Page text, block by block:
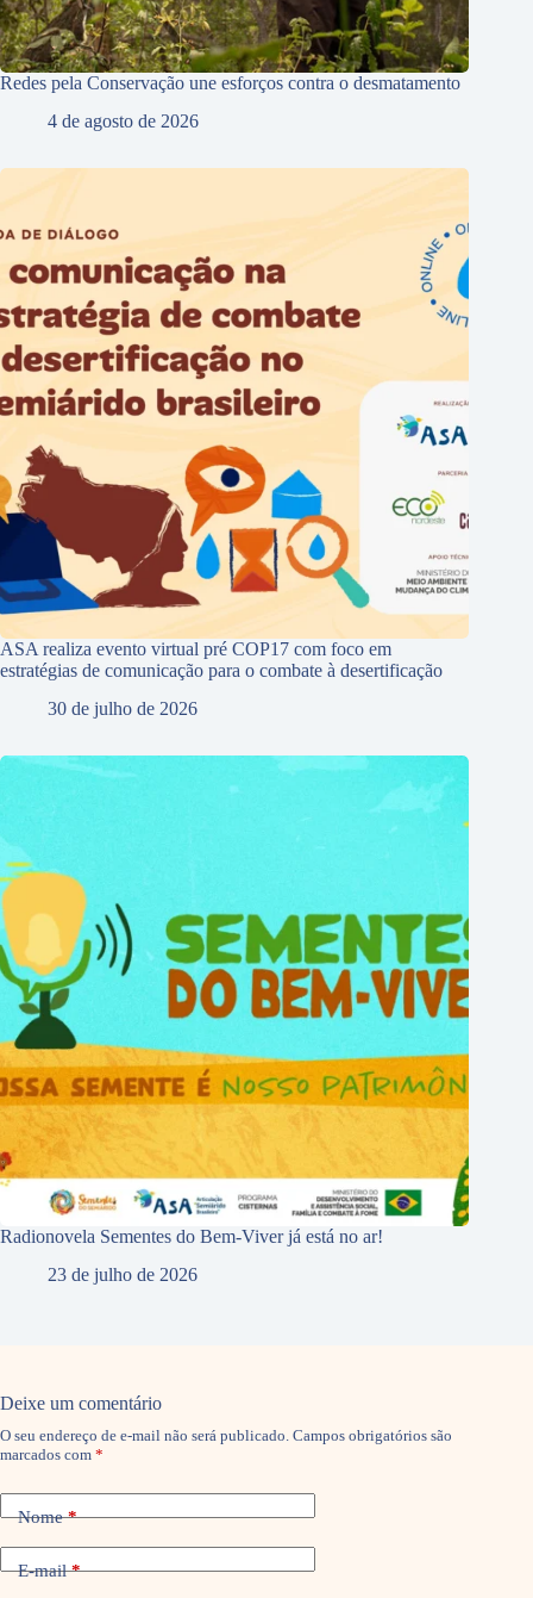
Redes pela Conservação une esforços contra o desmatamento
4 de agosto de 2026
ASA realiza evento virtual pré COP17 com foco em
estratégias de comunicação para o combate à desertificação
30 de julho de 2026
Radionovela Sementes do Bem-Viver já está no ar!
23 de julho de 2026
Deixe um comentário
O seu endereço de e-mail não será publicado. Campos obrigatórios são
marcados com *
Nome*
E-mail*